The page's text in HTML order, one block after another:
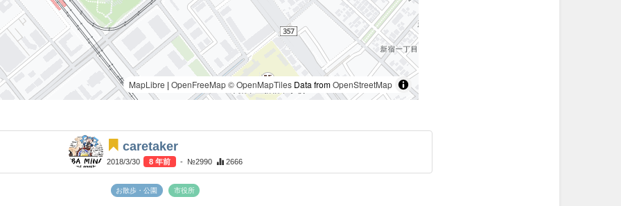
MapLibre | OpenFreeMap© OpenMapTiles Data fromOpenStreetMap
caretaker
2018/3/30 8 年前 - №2990 2666
お散歩・公園 市役所